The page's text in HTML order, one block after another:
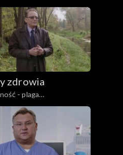
zdrowia
- plaga